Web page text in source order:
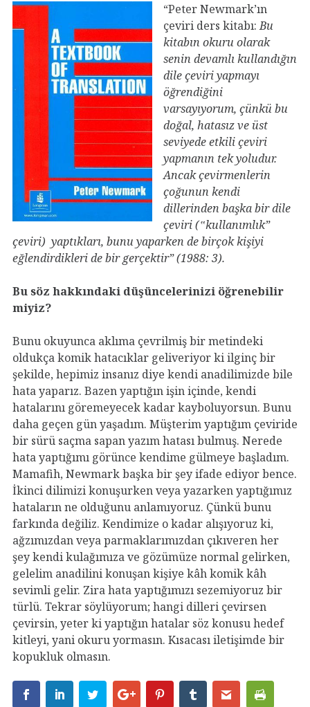
“Peter Newmark’ın
çeviri ders kitabı:Bu
kitabın okuru olarak
senin devamlı kullandığın
dile çeviri yapmayı
öğrendiğini
varsayıyorum, çünkü bu
doğal, hatasız ve üst
seviyede etkili çeviri
yapmanın tek yoludur.
Ancak çevirmenlerin
çoğunun kendi
dillerinden başka bir dile
çeviri (‟kullanımlık”
çeviri) yaptıkları, bunu yaparken de birçok kişiyi
eğlendirdikleri de bir gerçektir” (1988: 3).
Bu söz hakkındaki düşüncelerinizi öğrenebilir
miyiz?
Bunu okuyunca aklıma çevrilmiş bir metindeki
oldukça komik hatacıklar geliveriyor ki ilginç bir
şekilde, hepimiz insanız diye kendi anadilimizde bile
hata yaparız. Bazen yaptığın işin içinde, kendi
hatalarını göremeyecek kadar kayboluyorsun. Bunu
daha geçen gün yaşadım. Müşterim yaptığım çeviride
bir sürü saçma sapan yazım hatası bulmuş. Nerede
hata yaptığımı görünce kendime gülmeye başladım.
Mamafih, Newmark başka bir şey ifade ediyor bence.
İkinci dilimizi konuşurken veya yazarken yaptığımız
hataların ne olduğunu anlamıyoruz. Çünkü bunu
farkında değiliz. Kendimize o kadar alışıyoruz ki,
ağzımızdan veya parmaklarımızdan çıkıveren her
şey kendi kulağımıza ve gözümüze normal gelirken,
gelelim anadilini konuşan kişiye kâh komik kâh
sevimli gelir. Zira hata yaptığımızı sezemiyoruz bir
türlü. Tekrar söylüyorum; hangi dilleri çevirsen
çevirsin, yeter ki yaptığın hatalar söz konusu hedef
kitleyi, yani okuru yormasın. Kısacası iletişimde bir
kopukluk olmasın.